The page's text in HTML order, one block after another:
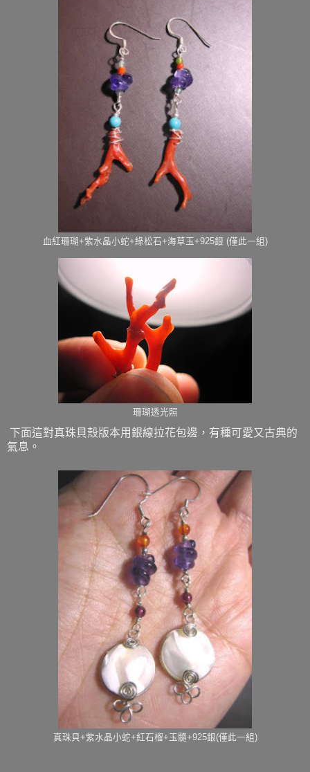
血紅珊瑚+紫水晶小蛇+綠松石+海草玉+925銀 (僅此一組)
珊瑚透光照
下面這對真珠貝殼版本用銀線拉花包邊，有種可愛又古典的
氣息。
真珠貝+紫水晶小蛇+紅石榴+玉髓+925銀(僅此一組)